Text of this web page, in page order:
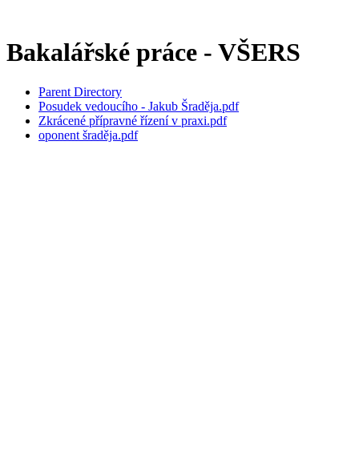
Bakalářské práce - VŠERS
Parent Directory
Posudek vedoucího - Jakub Šraděja.pdf
Zkrácené přípravné řízení v praxi.pdf
oponent šraděja.pdf